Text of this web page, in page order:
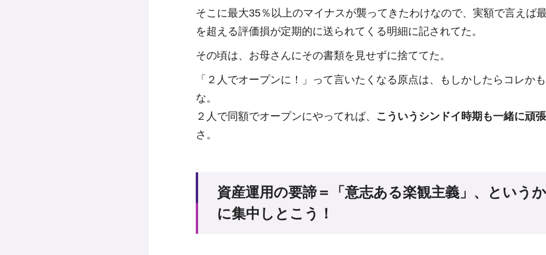
そこに最大35％以上のマイナスが襲ってきたわけなので、実額で言えば
を超える評価損が定期的に送られてくる明細に記されてた。
その頃は、お母さんにその書類を見せずに捨ててた。
「２人でオープンに！」って言いたくなる原点は、もしかしたらコレか
な。
２人で同額でオープンにやってれば、 こういうシンドイ時期も一緒に頑
さ。
資産運用の要諦＝「意志ある楽観主義」、という
に集中しとこう！